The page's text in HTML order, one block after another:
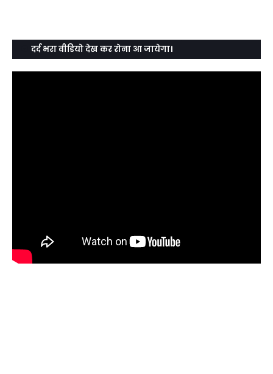
दर्द भरा वीडियो देख कर रोना आ जायेगा।